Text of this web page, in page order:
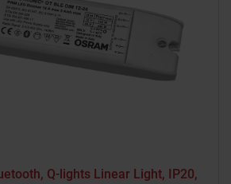
Q-lights Linear Light, IP20,